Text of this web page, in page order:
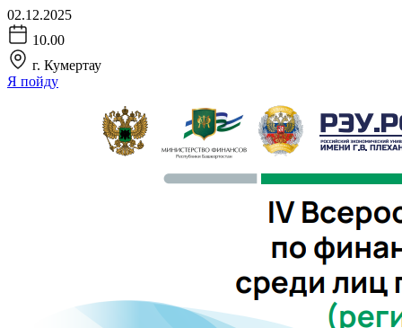
02.12.2025
10.00
г. Кумертау
Я пойду